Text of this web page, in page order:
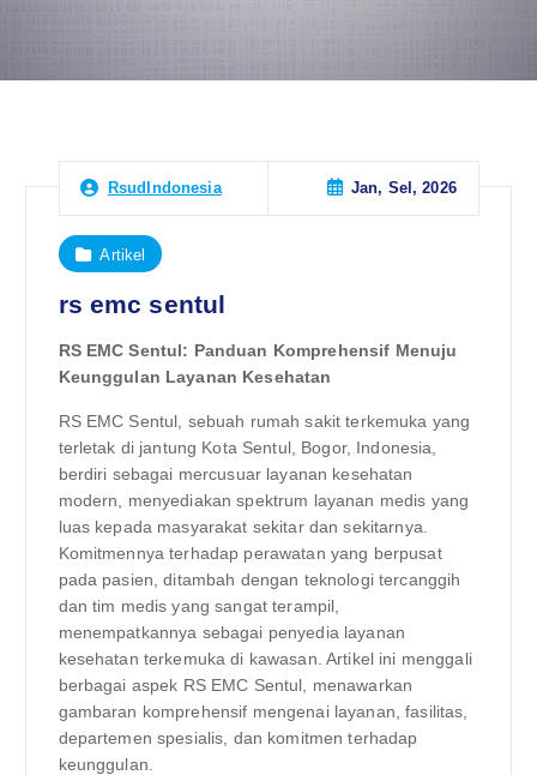
RsudIndonesia Jan, Sel, 2026
Artikel
rs emc sentul
RS EMC Sentul: Panduan Komprehensif Menuju
Keunggulan Layanan Kesehatan
RS EMC Sentul, sebuah rumah sakit terkemuka yang
terletak di jantung Kota Sentul, Bogor, Indonesia,
berdiri sebagai mercusuar layanan kesehatan
modern, menyediakan spektrum layanan medis yang
luas kepada masyarakat sekitar dan sekitarnya.
Komitmennya terhadap perawatan yang berpusat
pada pasien, ditambah dengan teknologi tercanggih
dan tim medis yang sangat terampil,
menempatkannya sebagai penyedia layanan
kesehatan terkemuka di kawasan. Artikel ini menggali
berbagai aspek RS EMC Sentul, menawarkan
gambaran komprehensif mengenai layanan, fasilitas,
departemen spesialis, dan komitmen terhadap
keunggulan.